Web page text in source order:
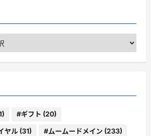
#ギフト (20)
ヤル (31) #ムームードメイン (233)